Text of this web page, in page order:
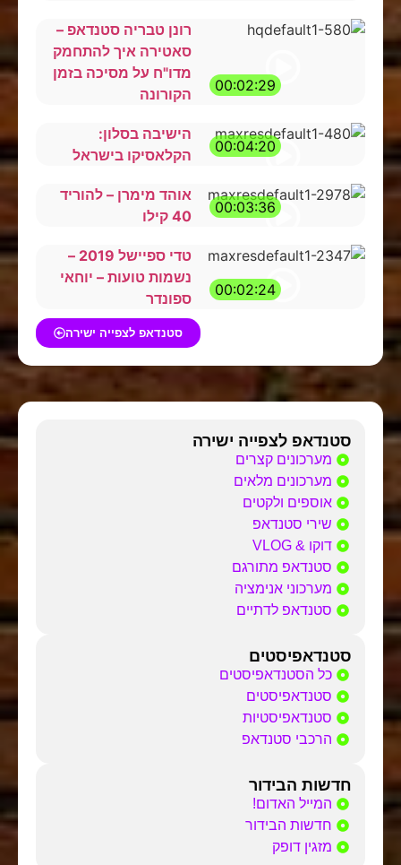
00:02:29
רונן טבריה סטנדאפ –
סאטירה איך להתחמק
מדו"ח על מסיכה בזמן
הקורונה
00:04:20
הישיבה בסלון:
הקלאסיקו בישראל
00:03:36
אוהד מימרן – להוריד
40 קילו
00:02:24
טדי ספיישל 2019 –
נשמות טועות – יוחאי
ספונדר
סטנדאפ לצפייה ישירה
סטנדאפ לצפייה ישירה
מערכונים קצרים
מערכונים מלאים
אוספים ולקטים
שירי סטנדאפ
דוקו & VLOG
סטנדאפ מתורגם
מערכוני אנימציה
סטנדאפ לדתיים
סטנדאפיסטים
כל הסטנדאפיסטים
סטנדאפיסטים
סטנדאפיסטיות
הרכבי סטנדאפ
חדשות הבידור
המייל האדום!
חדשות הבידור
מזגין דופק